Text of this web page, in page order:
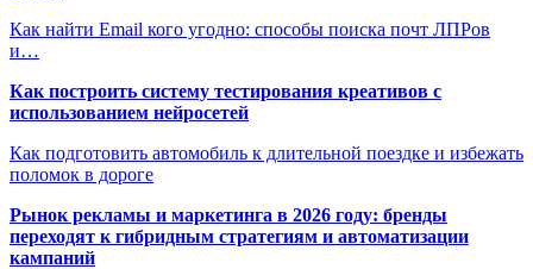
Как найти Email кого угодно: способы поиска почт ЛПРов
и…
Как построить систему тестирования креативов с
использованием нейросетей
Как подготовить автомобиль к длительной поездке и избежать
поломок в дороге
Рынок рекламы и маркетинга в 2026 году: бренды
переходят к гибридным стратегиям и автоматизации
кампаний